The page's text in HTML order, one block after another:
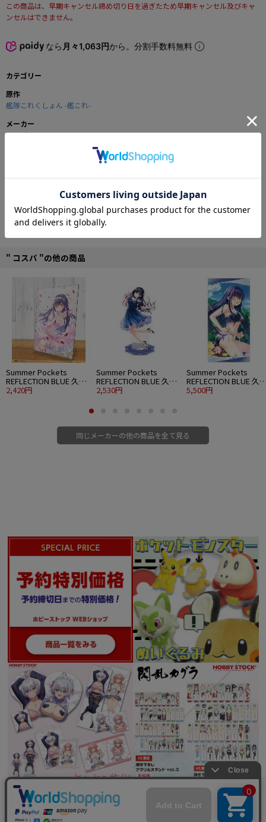
この商品は、早期キャンセル締め切り日を過ぎたため早期キャンセル及びキャ
ンセルはできません。
なら 月々1,063円から。分割手数料無料
カテゴリー
原作
艦隊これくしょん -艦これ-
メーカー
コスパ
ゲーム序盤の任務でもおなじみ、暁・電・雷・響の四隻の駆逐艦から編成され
燃費の良さと速力に優れているため、遠征時に重宝しますよ。
■綿100％
" コスパ "の他の商品
Summer Pockets
REFLECTION BLUE 久島
鴎 アクリルアートスタ
2,420円
Summer Pockets
REFLECTION BLUE 久島
鴎 アクリルスタンド 大
2,530円
Summer Pockets
REFLECTION BLUE 久
鴎 120cmビッグタオル
5,500円
同じメーカーの他の商品を全て見る